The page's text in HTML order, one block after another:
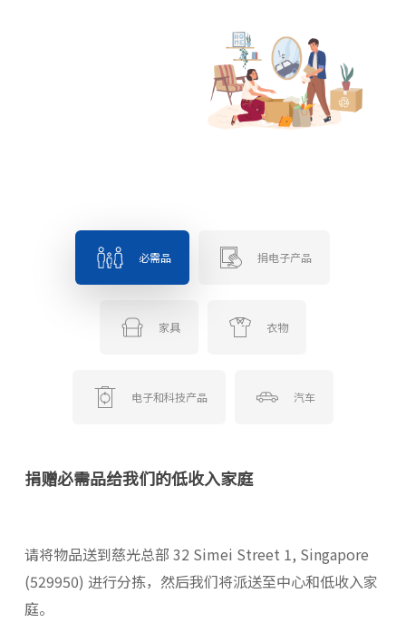
必需品 捐电子产品
家具 衣物
电子和科技产品 汽车
捐赠必需品给我们的低收入家庭
请将物品送到慈光总部 32 Simei Street 1, Singapore
(529950) 进行分拣，然后我们将派送至中心和低收入家
庭。